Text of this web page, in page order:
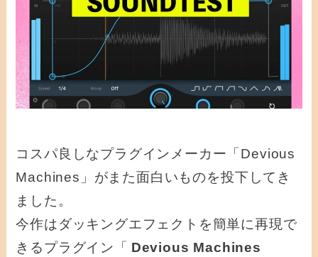
コスパ良しなプラグインメーカー「Devious
Machines」がまた面白いものを投下してき
ました。
今作はダッキングエフェクトを簡単に再現で
きるプラグイン「
Devious Machines